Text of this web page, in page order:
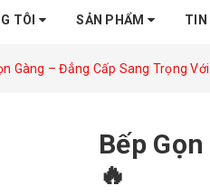
TÔI SẢN PHẨM TIN
Gàng – Đẳng Cấp Sang Trọng
Bếp
🔥